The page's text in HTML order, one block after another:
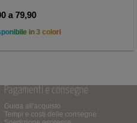
a 79,90
in 3 colori
Pagamenti e consegne
Guida all'acquisto
Tempi e costi delle consegne